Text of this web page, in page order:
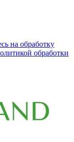
на обработку
обработки